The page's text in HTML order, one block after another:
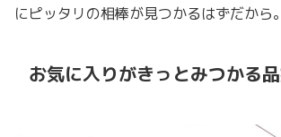
にピッタリの相棒が見つかるはずだから。
お気に入りがきっとみつかる